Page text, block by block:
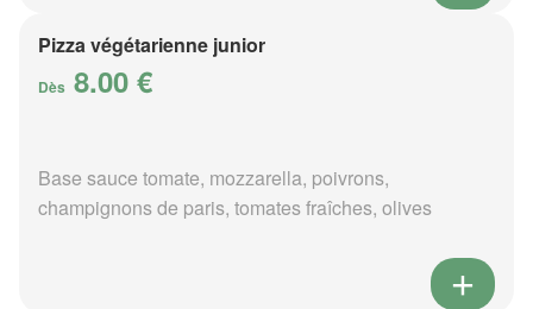
Pizza végétarienne junior
Dès 8.00 €
Base sauce tomate, mozzarella, poivrons,
champignons de paris, tomates fraîches, olives